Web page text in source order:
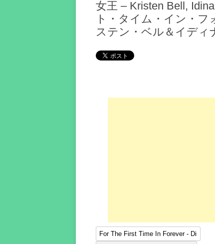
女王 – Kristen Bell,
ト・タイム・イン・フ
ステン・ベル＆イディ